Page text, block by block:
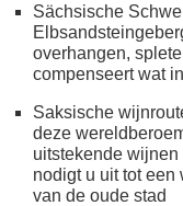
Sächsische
overhangen,
compenseert wat
Saksische
deze
uitstekende
nodigt u uit tot
van de oude stad